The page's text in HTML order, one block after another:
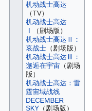
机动战士高达
（TV）
机动战士高达
Ⅰ
（剧场版）
机动战士高达Ⅱ：
哀战士（剧场版）
机动战士高达Ⅲ：
邂逅在宇宙（剧场
版）
机动战士高达：雷
霆宙域战线
DECEMBER
SKY（剧场版）